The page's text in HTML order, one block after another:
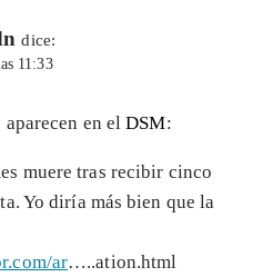
dice:
11:33
aparecen en elDSM:
muere tras recibir cinco
Yo diría más bien que la
ar…..ation.html